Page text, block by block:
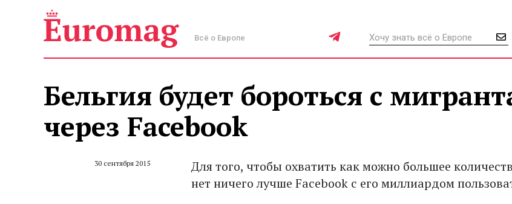
Всё о Европе
Бельгия будет бороться с
через Facebook
30 сентября 2015
Для того, чтобы охватить как можно большее
нет ничего лучше Facebook с его миллиардом